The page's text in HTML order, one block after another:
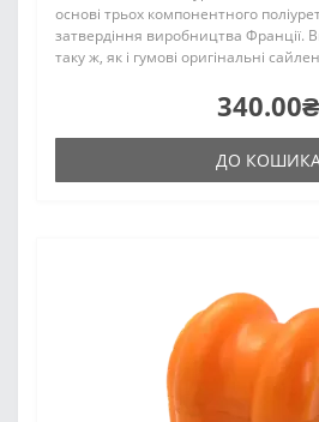
основі трьох компонентного
затвердіння виробництва Франції.
таку ж, як і гумові оригінальні
340.00₴
ДО